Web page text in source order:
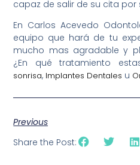
capaz de salir de su cita
En Carlos Acevedo
equipo que hará de tu
mucho mas agradable y
¿En qué tratamiento
sonrisa, Implantes Dentales u
Previous
Share the Post: